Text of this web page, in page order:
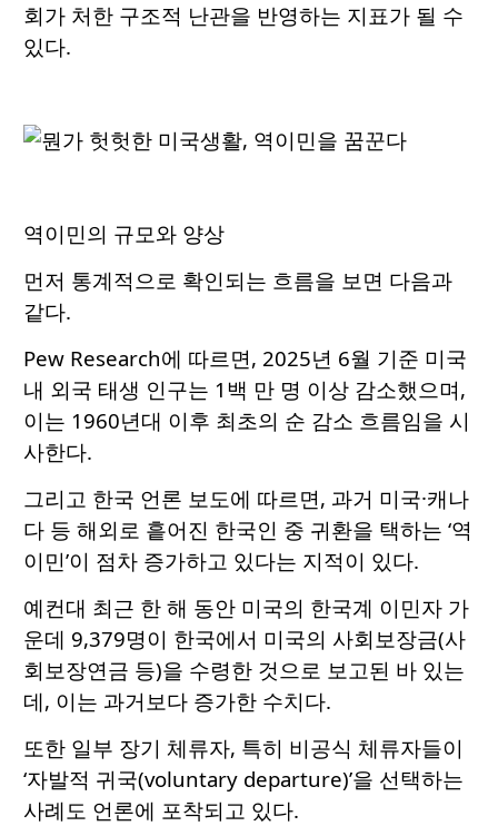
회가 처한 구조적 난관을 반영하는 지표가 될 수
있다.
역이민의 규모와 양상
먼저 통계적으로 확인되는 흐름을 보면 다음과
같다.
Pew Research에 따르면, 2025년 6월 기준 미국
내 외국 태생 인구는 1백 만 명 이상 감소했으며,
이는 1960년대 이후 최초의 순 감소 흐름임을 시
사한다.
그리고 한국 언론 보도에 따르면, 과거 미국·캐나
다 등 해외로 흩어진 한국인 중 귀환을 택하는 ‘역
이민’이 점차 증가하고 있다는 지적이 있다.
예컨대 최근 한 해 동안 미국의 한국계 이민자 가
운데 9,379명이 한국에서 미국의 사회보장금(사
회보장연금 등)을 수령한 것으로 보고된 바 있는
데, 이는 과거보다 증가한 수치다.
또한 일부 장기 체류자, 특히 비공식 체류자들이
‘자발적 귀국(voluntary departure)’을 선택하는
사례도 언론에 포착되고 있다.